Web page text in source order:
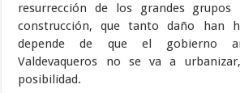
resurrección de los grandes
construcción, que tanto daño han
depende de que el gobierno
Valdevaqueros no se va a
posibilidad.